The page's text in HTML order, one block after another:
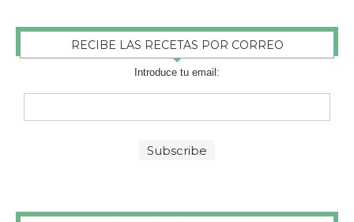
RECIBE LAS RECETAS POR CORREO
Introduce tu email: